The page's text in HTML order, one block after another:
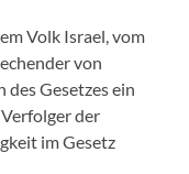
Volk Israel, vom
von
Gesetzes ein
der
im Gesetz